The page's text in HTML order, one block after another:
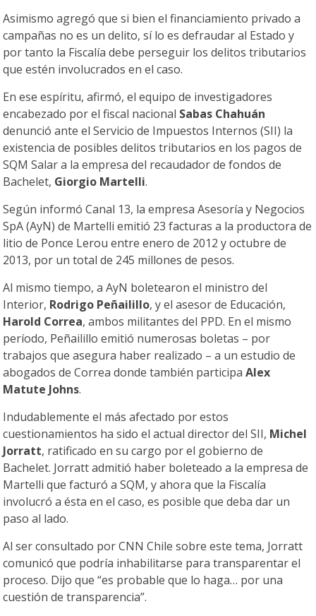
Asimismo agregó que si bien el financiamiento privado a
campañas no es un delito, sí lo es defraudar al Estado y
por tanto la Fiscalía debe perseguir los delitos tributarios
que estén involucrados en el caso.
En ese espíritu, afirmó, el equipo de investigadores
encabezado por el fiscal nacional Sabas Chahuán
denunció ante el Servicio de Impuestos Internos (SII) la
existencia de posibles delitos tributarios en los pagos de
SQM Salar a la empresa del recaudador de fondos de
Bachelet, Giorgio Martelli.
Según informó Canal 13, la empresa Asesoría y Negocios
SpA (AyN) de Martelli emitió 23 facturas a la productora de
litio de Ponce Lerou entre enero de 2012 y octubre de
2013, por un total de 245 millones de pesos.
Al mismo tiempo, a AyN boletearon el ministro del
Interior, Rodrigo Peñailillo, y el asesor de Educación,
Harold Correa, ambos militantes del PPD. En el mismo
período, Peñailillo emitió numerosas boletas – por
trabajos que asegura haber realizado – a un estudio de
abogados de Correa donde también participaAlex
Matute Johns.
Indudablemente el más afectado por estos
cuestionamientos ha sido el actual director del SII, Michel
Jorratt, ratificado en su cargo por el gobierno de
Bachelet. Jorratt admitió haber boleteado a la empresa de
Martelli que facturó a SQM, y ahora que la Fiscalía
involucró a ésta en el caso, es posible que deba dar un
paso al lado.
Al ser consultado por CNN Chile sobre este tema, Jorratt
comunicó que podría inhabilitarse para transparentar el
proceso. Dijo que “es probable que lo haga… por una
cuestión de transparencia”.